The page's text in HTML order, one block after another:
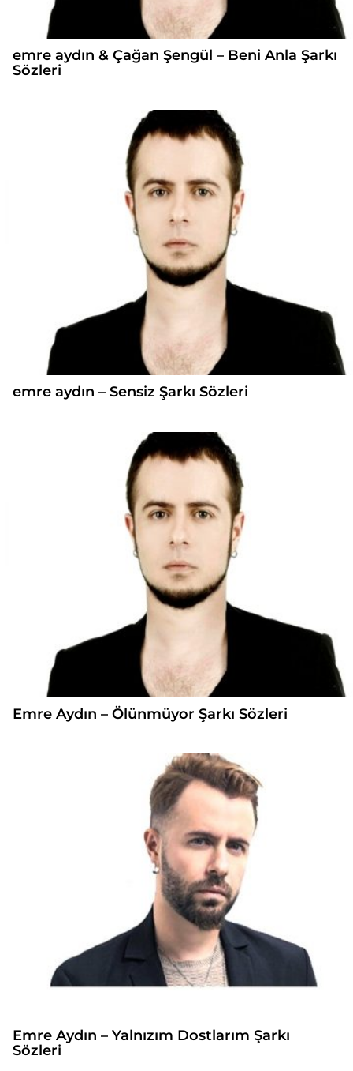
emre aydın & Çağan Şengül – Beni Anla Şarkı
Sözleri
emre aydın – Sensiz Şarkı Sözleri
Emre Aydın – Ölünmüyor Şarkı Sözleri
Emre Aydın – Yalnızım Dostlarım Şarkı
Sözleri